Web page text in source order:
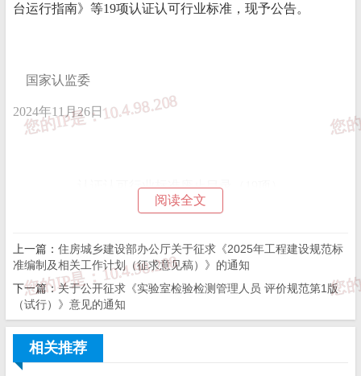
台运行指南》等19项认证认可行业标准，现予公告。
国家认监委
2024年11月26日
认证认可行业标准废止目录（19项）
序号
计划项目编
号
标准编号
1 2016RB016
阅读全文
上一篇： 住房城乡建设部办公厅关于征求《2025年工程建设规范标
准编制及相关工作计划（征求意见稿）》的通知
下一篇：关于公开征求《实验室检验检测管理人员 评价规范第1版
（试行）》意见的通知
相关推荐